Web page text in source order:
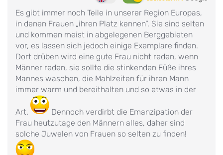
Es gibt immer noch Teile in unserer Region Europas,
in denen Frauen „ihren Platz kennen“. Sie sind selten
und kommen meist in abgelegenen Berggebieten
vor, es lassen sich jedoch einige Exemplare finden.
Dort drüben wird eine gute Frau nicht reden, wenn
Männer reden, sie sollte die stinkenden Füße ihres
Mannes waschen, die Mahlzeiten für ihren Mann
immer warm und bereithalten und so etwas in der
Art.
Dennoch verdirbt die Emanzipation der
Frau heutzutage den Männern alles, daher sind
solche Juwelen von Frauen so selten zu finden!